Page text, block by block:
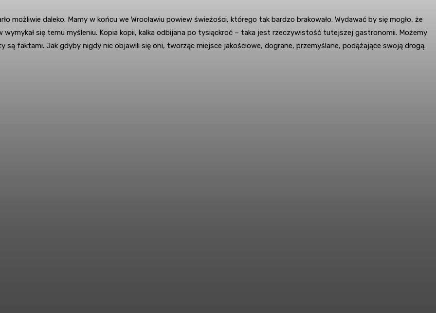
możliwie daleko. Mamy w końcu we Wrocławiu powiew świeżości, którego tak bardzo brakowało. Wydawać by się mogło, że
wymykał się temu myśleniu. Kopia kopii, kalka odbijana po tysiąckroć – taka jest rzeczywistość tutejszej gastronomii. Możemy
faktami. Jak gdyby nigdy nic objawili się oni, tworząc miejsce jakościowe, dograne, przemyślane, podążające swoją drogą.